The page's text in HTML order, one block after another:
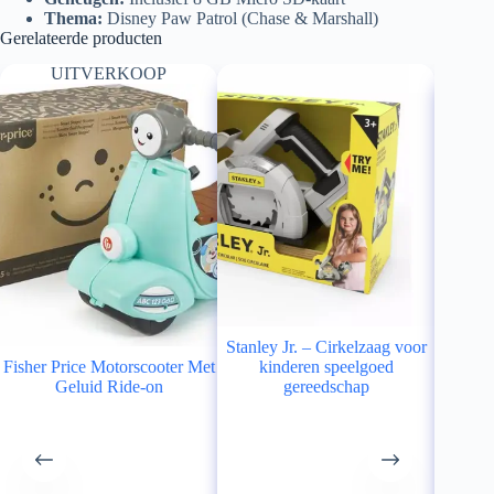
Thema: Disney Paw Patrol (Chase & Marshall)
Gerelateerde producten
UITVERKOOP
Fisher Price Motorscooter Met
Geluid Ride-on
Stanley Jr. – Cirkelzaag voor
kinderen speelgoed
gereedschap